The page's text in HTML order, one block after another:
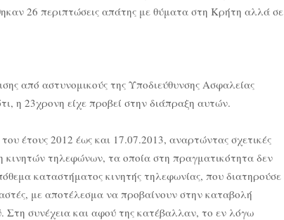
26 περιπτώσεις απάτης με θύματα στη Κρήτη αλλά σε
από αστυνομικούς της Υποδιεύθυνσης Ασφαλείας
η 23χρονη είχε προβεί στην διάπραξη αυτών.
έτους 2012 έως και 17.07.2013, αναρτώντας σχετικές
κινητών τηλεφώνων, τα οποία στη πραγματικότητα δεν
καταστήματος κινητής τηλεφωνίας, που διατηρούσε
με αποτέλεσμα να προβαίνουν στην καταβολή
συνέχεια και αφού της κατέβαλλαν, το εν λόγω